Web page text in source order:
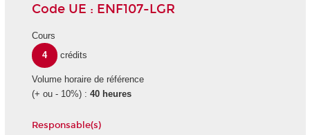
Code UE : ENF107-LGR
Cours
4
crédits
Volume horaire de référence
(+ ou - 10%) : 40 heures
Responsable(s)